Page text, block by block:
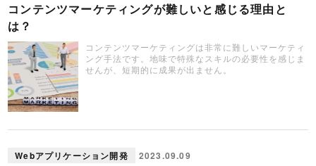
コンテンツマーケティングが難しいと感じる理由と
は？
コンテンツマーケティングは非常に難しいマーケティ
ング手法です。地味で特殊なスキルの必要性を感じま
せんが、短期的に成果が出ません。
Webアプリケーション開発 2023.09.09